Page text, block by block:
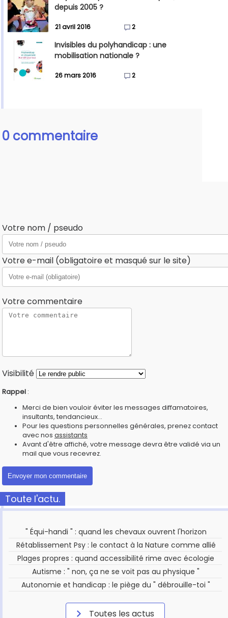
depuis 2005 ?
21 avril 2016 2
Invisibles du polyhandicap : une
mobilisation nationale ?
26 mars 2016 2
0 commentaire
Votre nom / pseudo
Votre e-mail (obligatoire et masqué sur le site)
Votre commentaire
Visibilité
Rappel :
Merci de bien vouloir éviter les messages diffamatoires,
insultants, tendancieux...
Pour les questions personnelles générales, prenez contact
avec nos assistants
Avant d'être affiché, votre message devra être validé via un
mail que vous recevrez.
Toute l'actu.
" Équi-handi " : quand les chevaux ouvrent l'horizon
Rétablissement Psy : le contact à la Nature comme allié
Plages propres : quand accessibilité rime avec écologie
Autisme : " non, ça ne se voit pas au physique "
Autonomie et handicap : le piège du " débrouille-toi "
Toutes les actus